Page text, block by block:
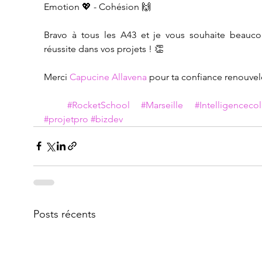
Emotion 💖 - Cohésion 🙌
Bravo à tous les A43 et je vous souhaite
réussite dans vos projets ! 👏
Merci Capucine Allavena pour ta confiance
#RocketSchool #Marseille
#projetpro #bizdev
Posts récents